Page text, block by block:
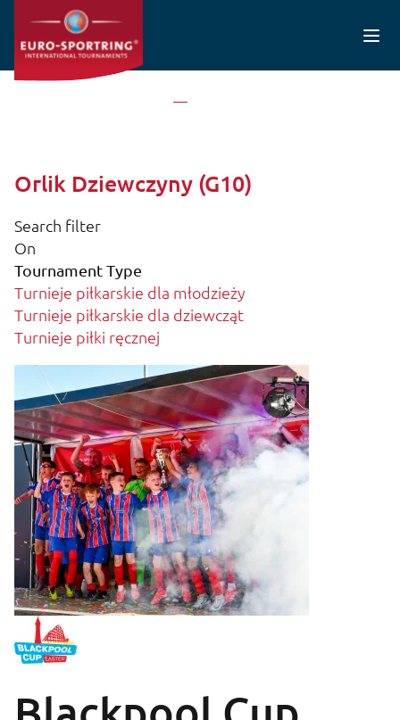
Przejdź do treści
Orlik Dziewczyny (G10)
Search filter
On
Tournament Type
Turnieje piłkarskie dla młodzieży
Turnieje piłkarskie dla dziewcząt
Turnieje piłki ręcznej